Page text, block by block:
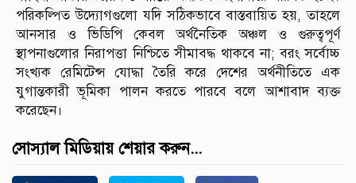
পরিকল্পিত উদ্যোগগুলো যদি সঠিকভাবে বাস্তবায়িত হয়, তাহলে
আনসার ও ভিডিপি কেবল অর্থনৈতিক অঞ্চল ও গুরুত্বপূর্ণ
স্থাপনাগুলোর নিরাপত্তা নিশ্চিতে সীমাবদ্ধ থাকবে না; বরং সর্বোচ্চ
সংখ্যক রেমিটেন্স যোদ্ধা তৈরি করে দেশের অর্থনীতিতে এক
যুগান্তকারী ভূমিকা পালন করতে পারবে বলে আশাবাদ ব্যক্ত
করেছেন।
সোস্যাল মিডিয়ায় শেয়ার করুন...